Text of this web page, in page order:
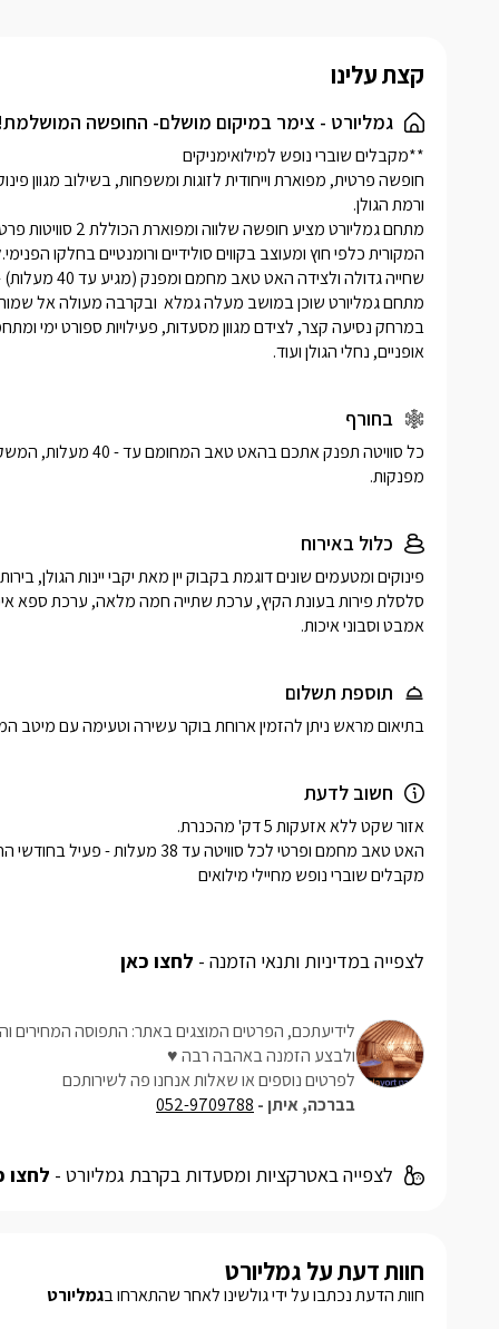
קצת עלינו
גמליורט - צימר במיקום מושלם- החופשה המושלמת!
אופניים, נחלי הגולן ועוד.
בחורף
מפנקות.
כלול באירוח
אמבט וסבוני איכות.
תוספת תשלום
בתיאום מראש ניתן להזמין ארוחת בוקר עשירה וטעימה עם מיטב
חשוב לדעת
לצפייה במדיניות ותנאי הזמנה - לחצו כאן
לידיעתכם, הפרטים המוצגים באתר: התפוסה המחירים
ולבצע הזמנה באהבה רבה ♥
לפרטים נוספים או שאלות אנחנו פה לשירותכם
בברכה, איתן - 052-9709788
לצפייה באטרקציות ומסעדות בקרבת גמליורט - לחצו
חוות דעת על גמליורט
חוות הדעת נכתבו על ידי גולשינו לאחר שהתארחו בגמליורט